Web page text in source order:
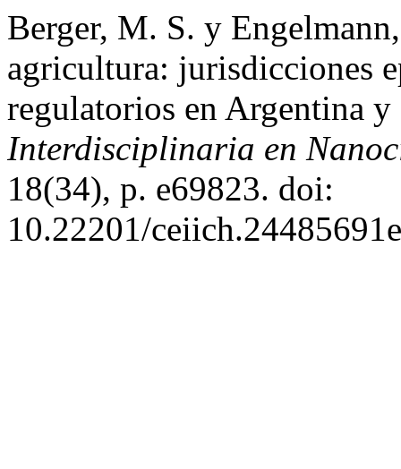
Berger, M. S. y
agricultura: jurisdicciones
regulatorios en Argentina
Interdisciplinaria en
18(34), p. e69823. doi:
10.22201/